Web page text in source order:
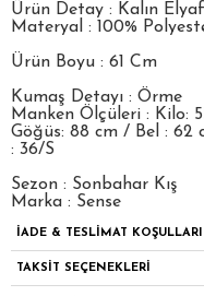
Ürün Detay : Kalın
Materyal : 100%
Ürün Boyu : 61 Cm
Kumaş Detayı : Örme
Manken Ölçüleri : Kilo:
Göğüs: 88 cm / Bel : 62
: 36/S
Sezon : Sonbahar Kış
Marka : Sense
İADE & TESLİMAT KOŞULLARI
TAKSİT SEÇENEKLERİ